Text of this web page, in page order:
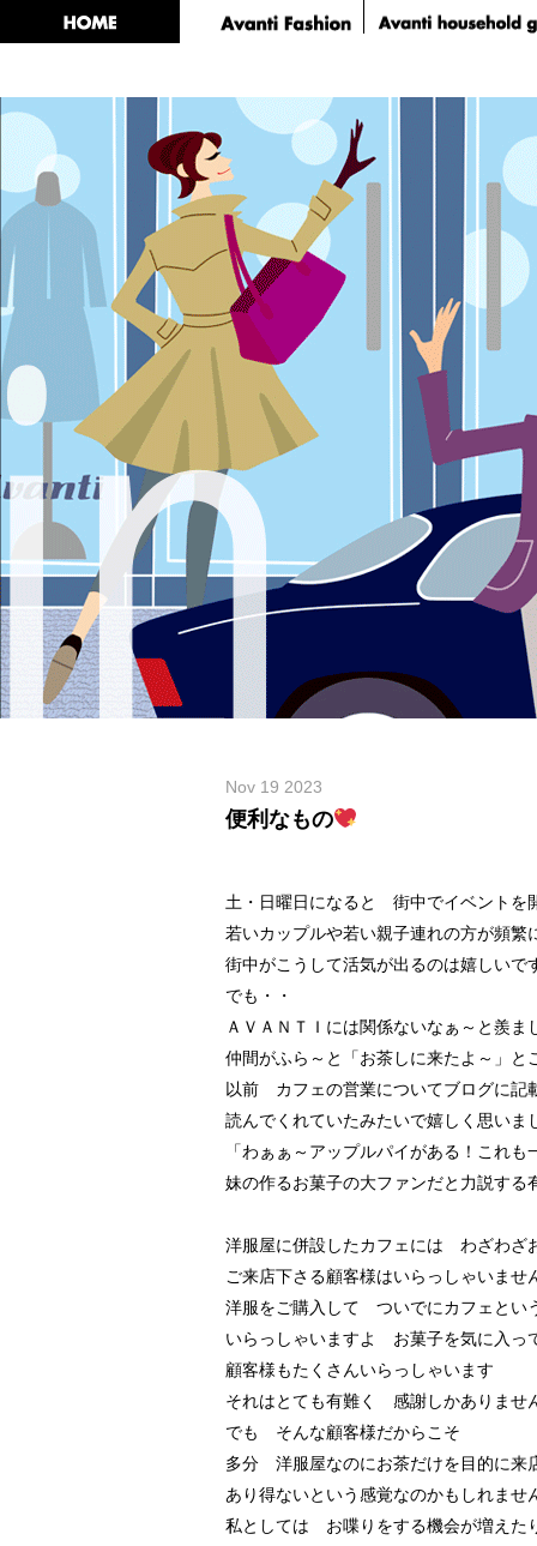
Nov 19 2023
便利なもの
土・日曜日になると 街中でイベントを
若いカップルや若い親子連れの方が頻繁
街中がこうして活気が出るのは嬉しいで
でも・・
ＡＶＡＮＴＩには関係ないなぁ～と羨ま
仲間がふら～と「お茶しに来たよ～」と
以前 カフェの営業についてブログに記
読んでくれていたみたいで嬉しく思いま
「わぁぁ～アップルパイがある！これも
妹の作るお菓子の大ファンだと力説する
洋服屋に併設したカフェには わざわざ
ご来店下さる顧客様はいらっしゃいませ
洋服をご購入して ついでにカフェとい
いらっしゃいますよ お菓子を気に入っ
顧客様もたくさんいらっしゃいます
それはとても有難く 感謝しかありませ
でも そんな顧客様だからこそ
多分 洋服屋なのにお茶だけを目的に来
あり得ないという感覚なのかもしれませ
私としては お喋りをする機会が増え